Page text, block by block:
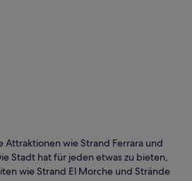
Attraktionen wie Strand Ferrara und
Stadt hat für jeden etwas zu bieten,
wie Strand El Morche und Strände